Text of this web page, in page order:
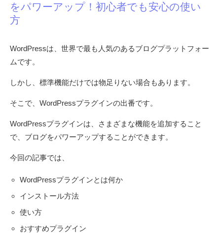
をパワーアップ！初心者でも安心の使い
方
WordPressは、世界で最も人気のあるブログプラットフォー
ムです。
しかし、標準機能だけでは物足りない場合もあります。
そこで、WordPressプラグインの出番です。
WordPressプラグインは、さまざまな機能を追加すること
で、ブログをパワーアップすることができます。
今回の記事では、
WordPressプラグインとは何か
インストール方法
使い方
おすすめプラグイン